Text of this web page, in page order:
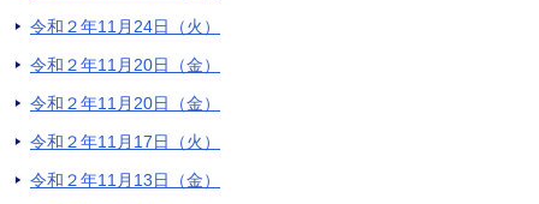
令和２年11月24日（火）
令和２年11月20日（金）
令和２年11月20日（金）
令和２年11月17日（火）
令和２年11月13日（金）